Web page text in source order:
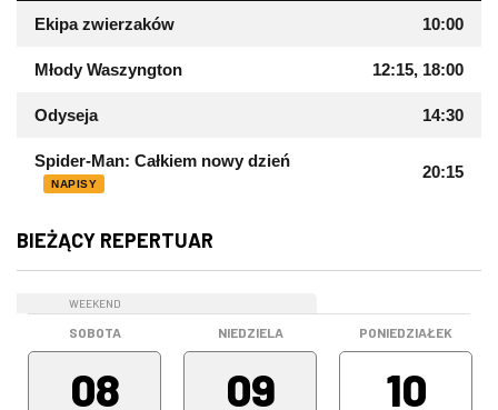
Ekipa zwierzaków 10:00
Młody Waszyngton 12:15, 18:00
Odyseja 14:30
Spider-Man: Całkiem nowy dzień
NAPISY
20:15
BIEŻĄCY REPERTUAR
WEEKEND
SOBOTA
08
NIEDZIELA
09
PONIEDZIAŁEK
10